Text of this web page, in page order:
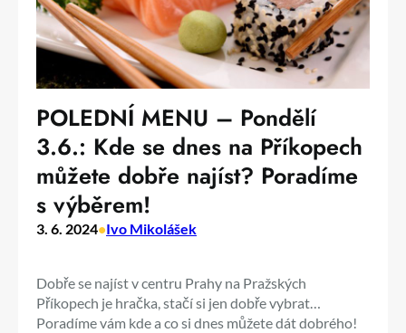
POLEDNÍ MENU – Pondělí
3.6.: Kde se dnes na Příkopech
můžete dobře najíst? Poradíme
s výběrem!
3. 6. 2024•Ivo Mikolášek
Dobře se najíst v centru Prahy na Pražských
Příkopech je hračka, stačí si jen dobře vybrat…
Poradíme vám kde a co si dnes můžete dát dobrého!